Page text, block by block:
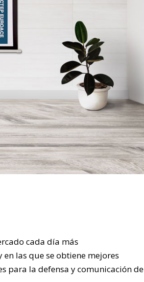
cada día más
en las que se obtiene mejores
para la defensa y comunicación de